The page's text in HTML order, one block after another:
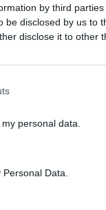
by third parties
be disclosed by us to
disclose it to other
personal data.
Data.
per Zamorano